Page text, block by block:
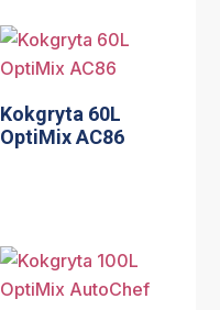
Kokgryta 60L
OptiMix AC86